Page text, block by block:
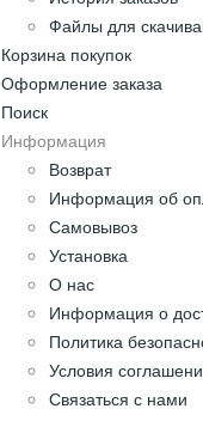
Файлы для
Корзина покупок
Оформление заказа
Поиск
Информация
Возврат
Информация об
Самовывоз
Установка
О нас
Информация о
Политика
Условия
Связаться с нами